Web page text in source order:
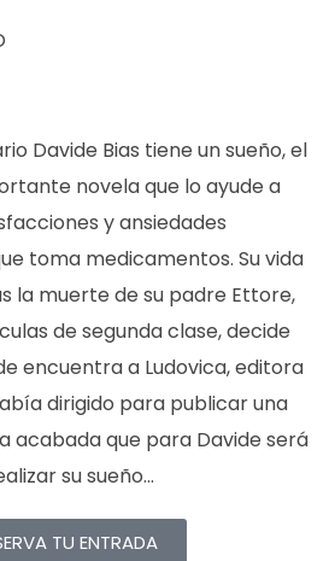
Davide Bias tiene un sueño, el
novela que lo ayude a
y ansiedades
toma medicamentos. Su vida
la muerte de su padre Ettore,
de segunda clase, decide
encuentra a Ludovica, editora
dirigido para publicar una
acabada que para Davide será
su sueño…
TU ENTRADA